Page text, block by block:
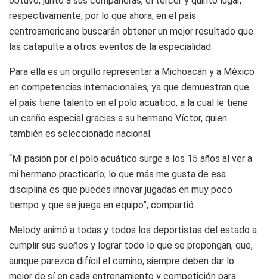
respectivamente, por lo que ahora, en el país
centroamericano buscarán obtener un mejor resultado que
las catapulte a otros eventos de la especialidad.
Para ella es un orgullo representar a Michoacán y a México
en competencias internacionales, ya que demuestran que
el país tiene talento en el polo acuático, a la cual le tiene
un cariño especial gracias a su hermano Víctor, quien
también es seleccionado nacional.
“Mi pasión por el polo acuático surge a los 15 años al ver a
mi hermano practicarlo; lo que más me gusta de esa
disciplina es que puedes innovar jugadas en muy poco
tiempo y que se juega en equipo”, compartió.
Melody animó a todas y todos los deportistas del estado a
cumplir sus sueños y lograr todo lo que se propongan, que,
aunque parezca difícil el camino, siempre deben dar lo
mejor de sí en cada entrenamiento y competición para